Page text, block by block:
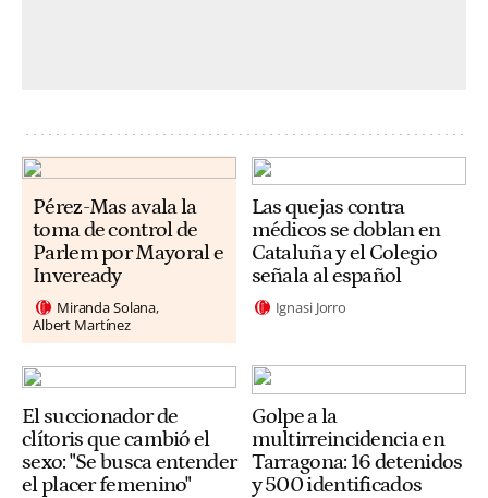
Pérez-Mas avala la
toma de control de
Parlem por Mayoral e
Inveready
Miranda Solana
Albert Martínez
Las quejas contra
médicos se doblan en
Cataluña y el Colegio
señala al español
Ignasi Jorro
El succionador de
clítoris que cambió el
sexo: "Se busca entender
el placer femenino"
Golpe a la
multirreincidencia en
Tarragona: 16 detenidos
y 500 identificados